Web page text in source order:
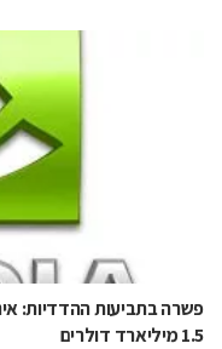
1.5 מיליארד דולרים